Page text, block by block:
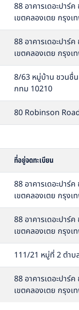
88 อาคารเดอะปาร์
เขตคลองเตย กรุงเ
88 อาคารเดอะปาร์
เขตคลองเตย กรุงเ
8/63 หมู่บ้าน ชวนชื่
กทม 10210
80 Robinson
ที่อยู่จดทะเบียน
88 อาคารเดอะปาร์
เขตคลองเตย กรุงเ
88 อาคารเดอะปาร์
เขตคลองเตย กรุงเ
111/21 หมู่ที่ 2 ตำบ
88 อาคารเดอะปาร์
เขตคลองเตย กรุงเ